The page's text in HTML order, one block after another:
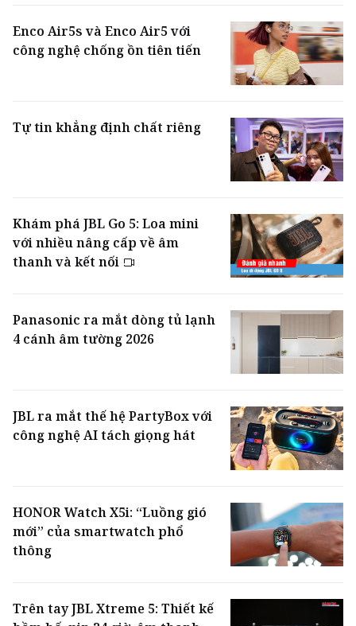
Enco Air5s và Enco Air5 với
công nghệ chống ồn tiên tiến
Tự tin khẳng định chất riêng
Khám phá JBL Go 5: Loa mini
với nhiều nâng cấp về âm
thanh và kết nối
Panasonic ra mắt dòng tủ lạnh
4 cánh âm tường 2026
JBL ra mắt thế hệ PartyBox với
công nghệ AI tách giọng hát
HONOR Watch X5i: “Luồng gió
mới” của smartwatch phổ
thông
Trên tay JBL Xtreme 5: Thiết kế